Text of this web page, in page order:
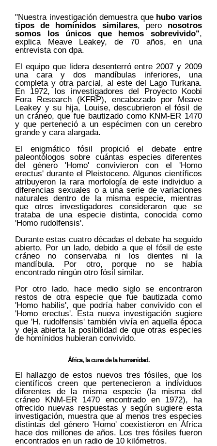
"Nuestra investigación demuestra que hubo varios
tipos de homínidos similares, pero nosotros
somos los únicos que hemos sobrevivido",
explica Meave Leakey, de 70 años, en una
entrevista con dpa.
El equipo que lidera desenterró entre 2007 y 2009
una cara y dos mandíbulas inferiores, una
completa y otra parcial, al este del Lago Turkana.
En 1972, los investigadores del Proyecto Koobi
Fora Research (KFRP), encabezado por Meave
Leakey y su hija, Louise, descubrieron el fósil de
un cráneo, que fue bautizado como KNM-ER 1470
y que perteneció a un espécimen con un cerebro
grande y cara alargada.
El enigmático fósil propició el debate entre
paleontólogos sobre cuántas especies diferentes
del género 'Homo' convivieron con el 'Homo
erectus' durante el Pleistoceno. Algunos científicos
atribuyeron la rara morfología de este individuo a
diferencias sexuales o a una serie de variaciones
naturales dentro de la misma especie, mientras
que otros investigadores consideraron que se
trataba de una especie distinta, conocida como
'Homo rudolfensis'.
Durante estas cuatro décadas el debate ha seguido
abierto. Por un lado, debido a que el fósil de este
cráneo no conservaba ni los dientes ni la
mandíbula. Por otro, porque no se había
encontrado ningún otro fósil similar.
Por otro lado, hace medio siglo se encontraron
restos de otra especie que fue bautizada como
'Homo habilis', que podría haber convivido con el
'Homo erectus'. Esta nueva investigación sugiere
que 'H. rudolfensis' también vivía en aquella época
y deja abierta la posibilidad de que otras especies
de homínidos hubieran convivido.
África, la cuna de la humanidad.
El hallazgo de estos nuevos tres fósiles, que los
científicos creen que pertenecieron a individuos
diferentes de la misma especie (la misma del
cráneo KNM-ER 1470 encontrado en 1972), ha
ofrecido nuevas respuestas y según sugiere esta
investigación, muestra que al menos tres especies
distintas del género 'Homo' coexistieron en África
hace dos millones de años. Los tres fósiles fueron
encontrados en un radio de 10 kilómetros.